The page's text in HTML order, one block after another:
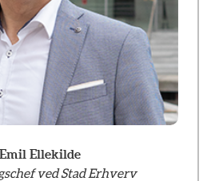
Emil Ellekilde
ved Stad Erhverv